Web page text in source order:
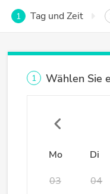
1 Tag und Zeit
1 Wählen Sie
Mo Di
03
04